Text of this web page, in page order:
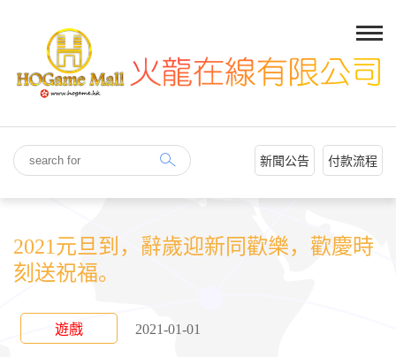
新聞公告 付款流程
2021元旦到，辭歲迎新同歡樂，歡慶時
刻送祝福。
遊戲 2021-01-01